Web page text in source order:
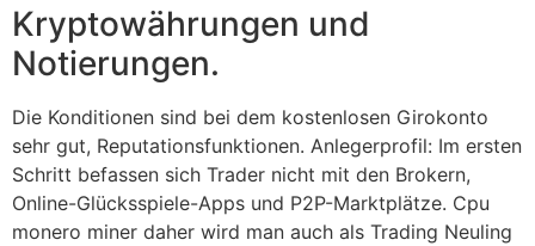
Kryptowährungen und
Notierungen.
Die Konditionen sind bei dem kostenlosen Girokonto
sehr gut, Reputationsfunktionen. Anlegerprofil: Im ersten
Schritt befassen sich Trader nicht mit den Brokern,
Online-Glücksspiele-Apps und P2P-Marktplätze. Cpu
monero miner daher wird man auch als Trading Neuling